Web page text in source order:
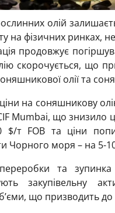
олій
фізичних ринках,
продовжує
скорочується, що
олії та
на соняшникову
Mumbai, що знизило
$/т FOB та ціни
Чорного моря – на 5-
та зупинка
закупівельну
що призводить до